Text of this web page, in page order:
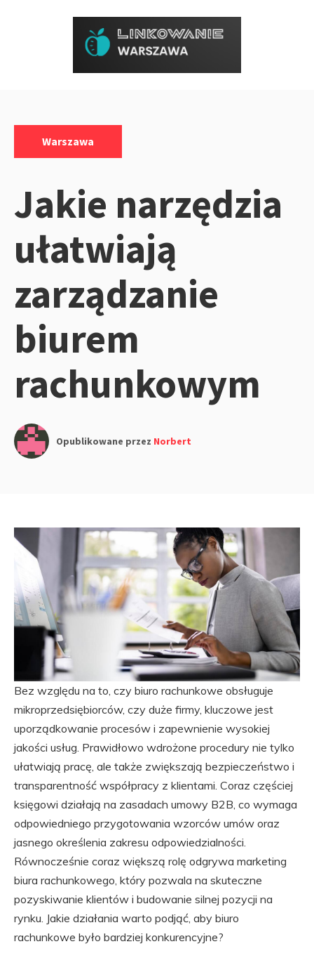
Warszawa
Jakie narzędzia
ułatwiają
zarządzanie
biurem
rachunkowym
Opublikowane przez Norbert
Bez względu na to, czy biuro rachunkowe obsługuje
mikroprzedsiębiorców, czy duże firmy, kluczowe jest
uporządkowanie procesów i zapewnienie wysokiej
jakości usług. Prawidłowo wdrożone procedury nie tylko
ułatwiają pracę, ale także zwiększają bezpieczeństwo i
transparentność współpracy z klientami. Coraz częściej
księgowi działają na zasadach umowy B2B, co wymaga
odpowiedniego przygotowania wzorców umów oraz
jasnego określenia zakresu odpowiedzialności.
Równocześnie coraz większą rolę odgrywa marketing
biura rachunkowego, który pozwala na skuteczne
pozyskiwanie klientów i budowanie silnej pozycji na
rynku. Jakie działania warto podjąć, aby biuro
rachunkowe było bardziej konkurencyjne?